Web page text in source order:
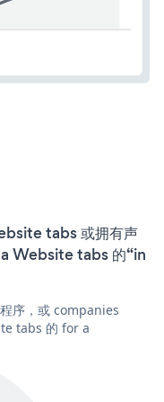
tabs 或拥有声
Website tabs 的“in
序，或 companies
tabs 的 for a